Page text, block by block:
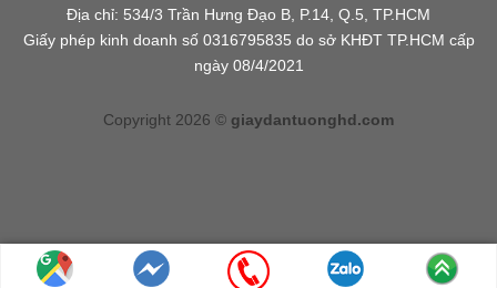
Địa chỉ: 534/3 Trần Hưng Đạo B, P.14, Q.5, TP.HCM
Giấy phép kinh doanh số 0316795835 do sở KHĐT TP.HCM cấp
ngày 08/4/2021
Copyright 2026 © giaydantuonghd.com